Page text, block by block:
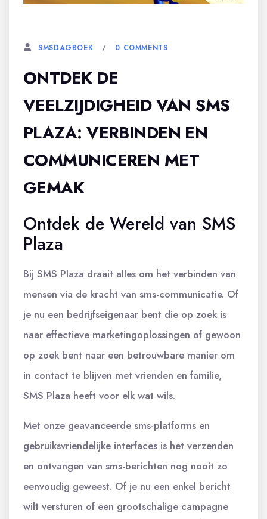
SMSDAGBOEK 0 COMMENTS
ONTDEK DE
VEELZIJDIGHEID VAN SMS
PLAZA: VERBINDEN EN
COMMUNICEREN MET
GEMAK
Ontdek de Wereld van SMS
Plaza
Bij SMS Plaza draait alles om het verbinden van
mensen via de kracht van sms-communicatie. Of
je nu een bedrijfseigenaar bent die op zoek is
naar effectieve marketingoplossingen of gewoon
op zoek bent naar een betrouwbare manier om
in contact te blijven met vrienden en familie,
SMS Plaza heeft voor elk wat wils.
Met onze geavanceerde sms-platforms en
gebruiksvriendelijke interfaces is het verzenden
en ontvangen van sms-berichten nog nooit zo
eenvoudig geweest. Of je nu een enkel bericht
wilt versturen of een grootschalige campagne